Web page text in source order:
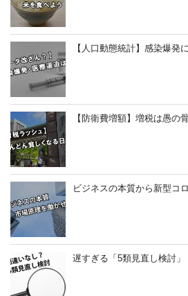
【人口動態統計】感染爆発
【防衛費増額】増税は愚の
ビジネスの本質から新型コ
遅すぎる「5類見直し検討」